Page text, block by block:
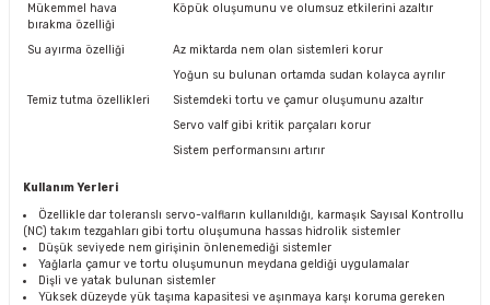
Mükemmel hava
bırakma özelliği
Köpük oluşumunu ve olumsuz etkilerini azaltır
Su ayırma özelliği
Az miktarda nem olan sistemleri korur
Yoğun su bulunan ortamda sudan kolayca ayrılır
Temiz tutma özellikleri
Sistemdeki tortu ve çamur oluşumunu azaltır
Servo valf gibi kritik parçaları korur
Sistem performansını artırır
Kullanım Yerleri
Özellikle dar toleranslı servo-valfların kullanıldığı, karmaşık Sayısal Kontrollu
(NC) takım tezgahları gibi tortu oluşumuna hassas hidrolik sistemler
Düşük seviyede nem girişinin önlenemediği sistemler
Yağlarla çamur ve tortu oluşumunun meydana geldiği uygulamalar
Dişli ve yatak bulunan sistemler
Yüksek düzeyde yük taşıma kapasitesi ve aşınmaya karşı koruma gereken